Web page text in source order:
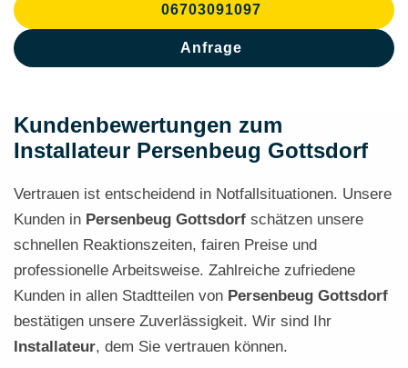
06703091097
Anfrage
Kundenbewertungen zum
Installateur Persenbeug Gottsdorf
Vertrauen ist entscheidend in Notfallsituationen. Unsere
Kunden in Persenbeug Gottsdorf schätzen unsere
schnellen Reaktionszeiten, fairen Preise und
professionelle Arbeitsweise. Zahlreiche zufriedene
Kunden in allen Stadtteilen von Persenbeug Gottsdorf
bestätigen unsere Zuverlässigkeit. Wir sind Ihr
Installateur, dem Sie vertrauen können.